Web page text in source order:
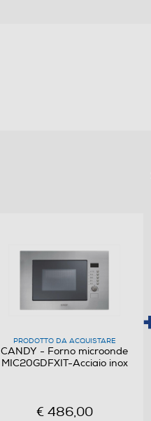
PRODOTTO DA ACQUISTARE
CANDY - Forno microonde
MIC20GDFXIT-Acciaio inox
€ 486,00